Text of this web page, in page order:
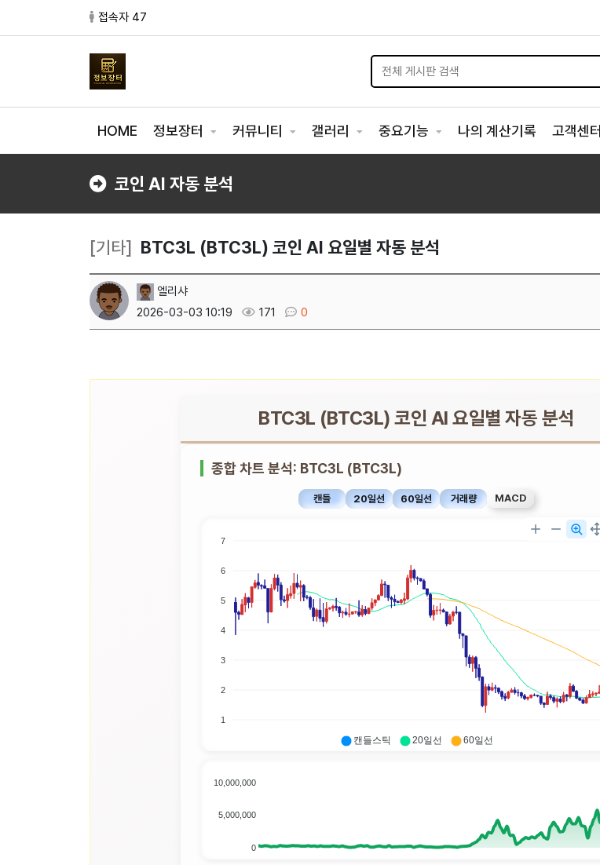
접속자 47
HOME 정보장터 커뮤니티 갤러리 중요기능 나의 계산기록 고객센터
코인 AI 자동 분석
[기타] BTC3L (BTC3L) 코인 AI 요일별 자동 분석
엘리샤
2026-03-03 10:19
171 0
BTC3L (BTC3L) 코인 AI 요일별 자동 분석
종합 차트 분석: BTC3L (BTC3L)
캔들 20일선 60일선 거래량 MACD
7
6
5
4
3
2
1
캔들스틱 20일선 60일선
10,000,000
5,000,000
0